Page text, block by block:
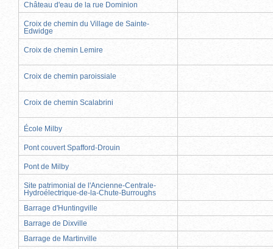
Château d'eau de la rue Dominion
Croix de chemin du Village de Sainte-
Edwidge
Croix de chemin Lemire
Croix de chemin paroissiale
Croix de chemin Scalabrini
École Milby
Pont couvert Spafford-Drouin
Pont de Milby
Site patrimonial de l'Ancienne-Centrale-
Hydroélectrique-de-la-Chute-Burroughs
Barrage d'Huntingville
Barrage de Dixville
Barrage de Martinville